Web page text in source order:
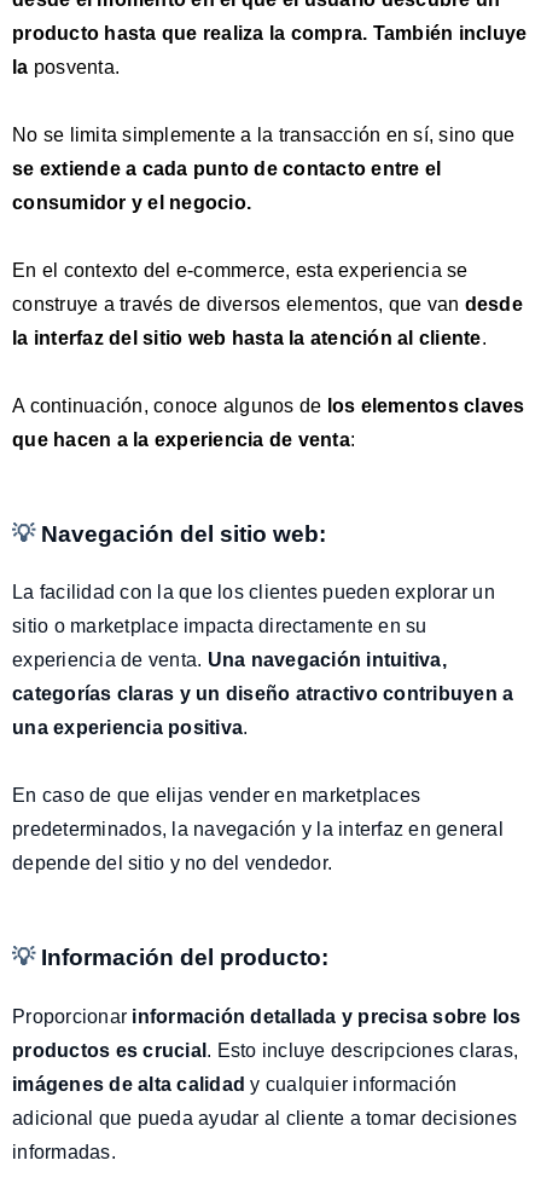
producto hasta que realiza la compra. También incluye
la posventa.
No se limita simplemente a la transacción en sí, sino que
se extiende a cada punto de contacto entre el
consumidor y el negocio.
En el contexto del e-commerce, esta experiencia se
construye a través de diversos elementos, que van desde
la interfaz del sitio web hasta la atención al cliente.
A continuación, conoce algunos de los elementos claves
que hacen a la experiencia de venta:
💡Navegación del sitio web:
La facilidad con la que los clientes pueden explorar un
sitio o marketplace impacta directamente en su
experiencia de venta. Una navegación intuitiva,
categorías claras y un diseño atractivo contribuyen a
una experiencia positiva.
En caso de que elijas vender en marketplaces
predeterminados, la navegación y la interfaz en general
depende del sitio y no del vendedor.
💡 Información del producto:
Proporcionar información detallada y precisa sobre los
productos es crucial . Esto incluye descripciones claras,
imágenes de alta calidady cualquier información
adicional que pueda ayudar al cliente a tomar decisiones
informadas.